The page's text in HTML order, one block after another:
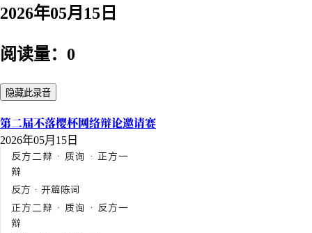
2026年05月15日
阅读量：0
隐藏此录音
第二届不落樱杯网络辩论邀请赛
2026年05月15日
反方二辩 · 质询 · 正方一
辩
反方 · 开篇陈词
正方二辩 · 质询 · 反方一
辩